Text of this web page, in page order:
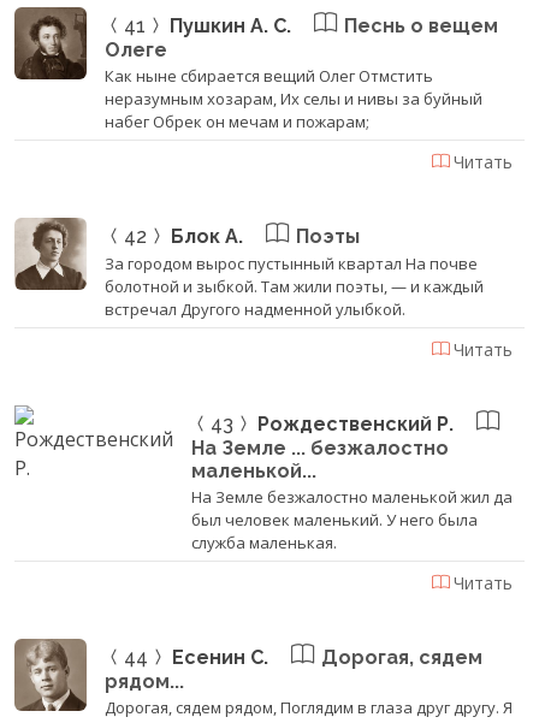
41 Пушкин А. С.
Песнь о вещем
Олеге
Как ныне сбирается вещий Олег Отмстить
неразумным хозарам, Их селы и нивы за буйный
набег Обрек он мечам и пожарам;
Читать
42 Блок А. Поэты
За городом вырос пустынный квартал На почве
болотной и зыбкой. Там жили поэты, — и каждый
встречал Другого надменной улыбкой.
Читать
43
Рождественский Р.
На Земле ... безжалостно
маленькой...
На Земле безжалостно маленькой жил да
был человек маленький. У него была
служба маленькая.
Читать
44 Есенин С.
Дорогая, сядем
рядом...
Дорогая, сядем рядом, Поглядим в глаза друг другу. Я